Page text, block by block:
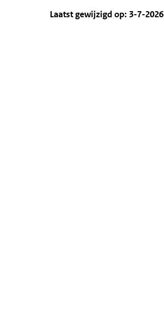
Laatst gewijzigd op: 3-7-2026